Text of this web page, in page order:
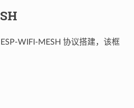
WIFI-MESH 协议搭建，该框